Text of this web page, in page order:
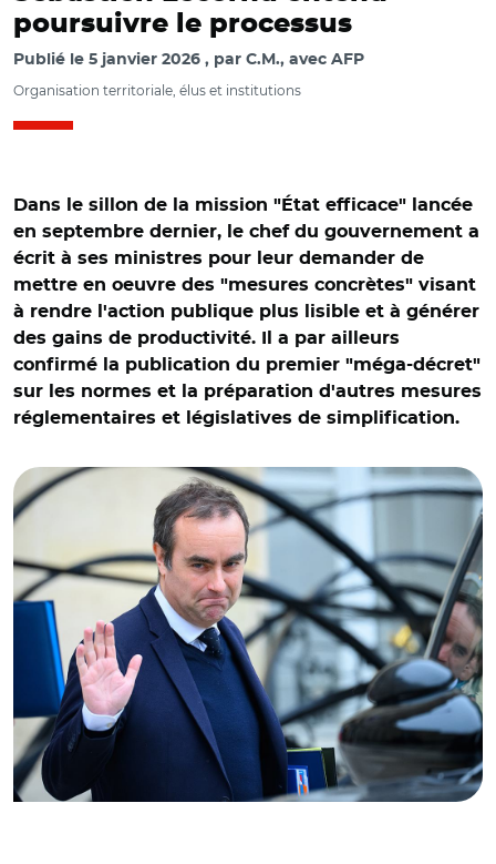
poursuivre le processus
Publié le 5 janvier 2026 par C.M., avec AFP
Organisation territoriale, élus et institutions
Dans le sillon de la mission "État efficace" lancée
en septembre dernier, le chef du gouvernement a
écrit à ses ministres pour leur demander de
mettre en oeuvre des "mesures concrètes" visant
à rendre l'action publique plus lisible et à générer
des gains de productivité. Il a par ailleurs
confirmé la publication du premier "méga-décret"
sur les normes et la préparation d'autres mesures
réglementaires et législatives de simplification.
© Eric TSCHAEN-REA/ Sébasien Lecornu à l'issu du conseil